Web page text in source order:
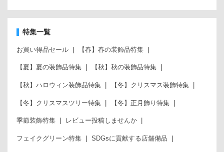
特集一覧
お買い得品セール 【春】春の装飾品特集
【夏】夏の装飾品特集 【秋】秋の装飾品特集
【秋】ハロウィン装飾品特集 【冬】クリスマス装飾特集
【冬】クリスマスツリー特集 【冬】正月飾り特集
季節装飾特集 レビュー投稿しませんか
フェイクグリーン特集 SDGsに貢献する店舗備品